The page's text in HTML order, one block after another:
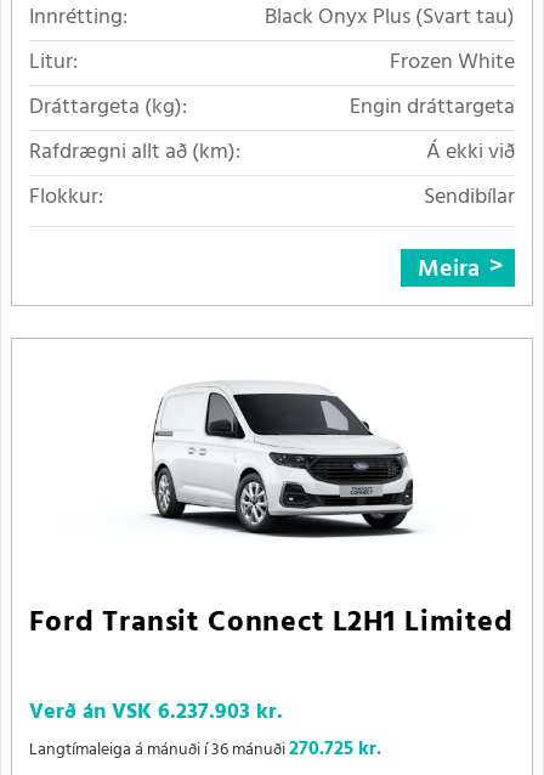
Innrétting:
Black Onyx Plus (Svart tau)
Litur:
Frozen White
Dráttargeta (kg):
Engin dráttargeta
Rafdrægni allt að (km):
Á ekki við
Flokkur:
Sendibílar
Meira
Ford Transit Connect L2H1 Limited
Verð án VSK6.237.903 kr.
Langtímaleiga á mánuði í 36 mánuði270.725 kr.